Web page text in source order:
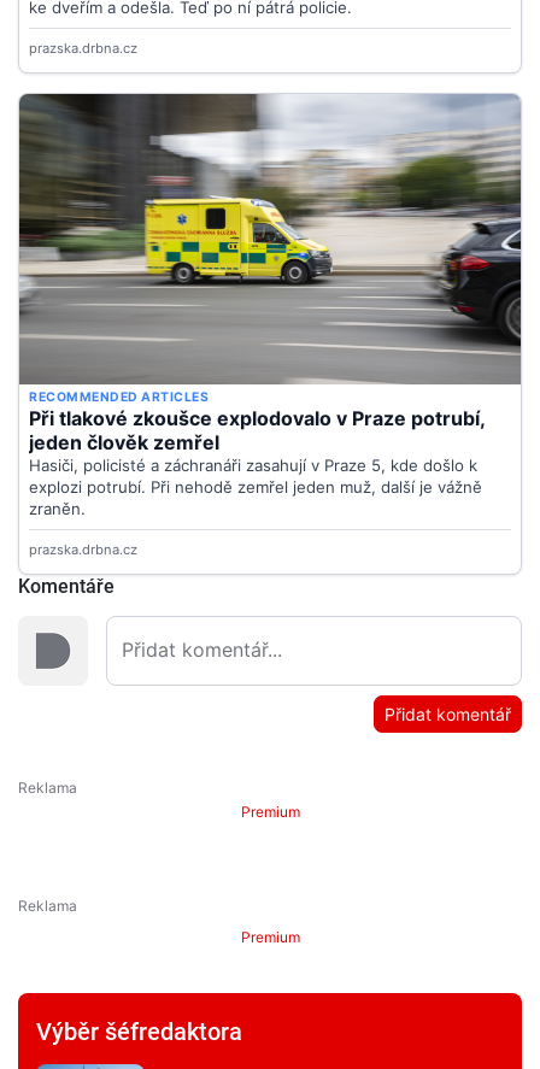
Komentáře
Přidat komentář
Premium
Premium
Výběr šéfredaktora